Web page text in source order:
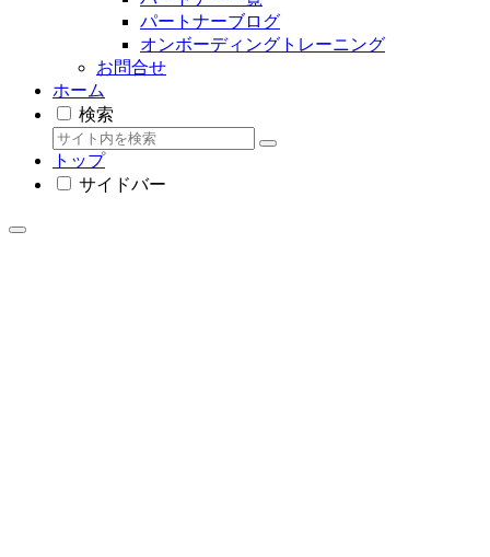
パートナーブログ
オンボーディングトレーニング
お問合せ
ホーム
検索
トップ
サイドバー